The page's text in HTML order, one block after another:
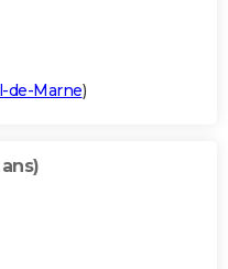
de-Marne)